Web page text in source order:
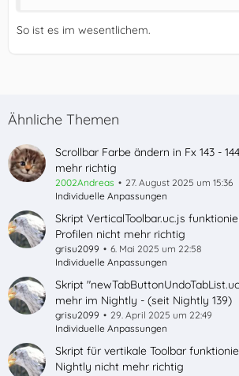
So ist es im wesentlichem.
Ähnliche Themen
Scrollbar Farbe ändern in Fx 143 -
mehr richtig
2002Andreas
27. August 2025 um 15:36
Individuelle Anpassungen
Skript VerticalToolbar.uc.js
Profilen nicht mehr richtig
grisu2099
6. Mai 2025 um 22:58
Individuelle Anpassungen
Skript
mehr im Nightly - (seit Nightly 139)
grisu2099
29. April 2025 um 22:49
Individuelle Anpassungen
Skript für vertikale Toolbar
Nightly nicht mehr richtig